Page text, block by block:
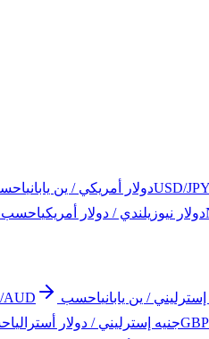
USD/JPYدولار أمريكي / ين ياباني
دولار نيوزيلندي / دولار أمريكياحسب
/ ين يابانياحسب AUD
جنيه إسترليني / دولار أسترالي